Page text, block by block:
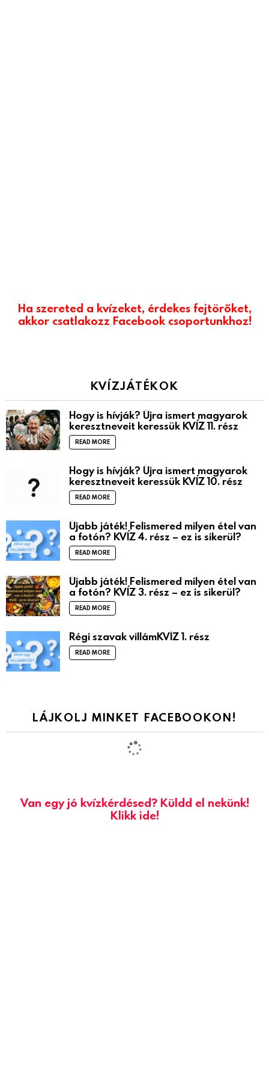
Ha szereted a kvízeket, érdekes fejtörőket,
akkor csatlakozz Facebook csoportunkhoz!
KVÍZJÁTÉKOK
Hogy is hívják? Újra ismert magyarok
keresztneveit keressük KVÍZ 11. rész
READ MORE
Hogy is hívják? Újra ismert magyarok
keresztneveit keressük KVÍZ 10. rész
READ MORE
Újabb játék! Felismered milyen étel van
a fotón? KVÍZ 4. rész – ez is sikerül?
READ MORE
Újabb játék! Felismered milyen étel van
a fotón? KVÍZ 3. rész – ez is sikerül?
READ MORE
Régi szavak villámKVÍZ 1. rész
READ MORE
LÁJKOLJ MINKET FACEBOOKON!
Van egy jó kvízkérdésed? Küldd el nekünk!
Klikk ide!